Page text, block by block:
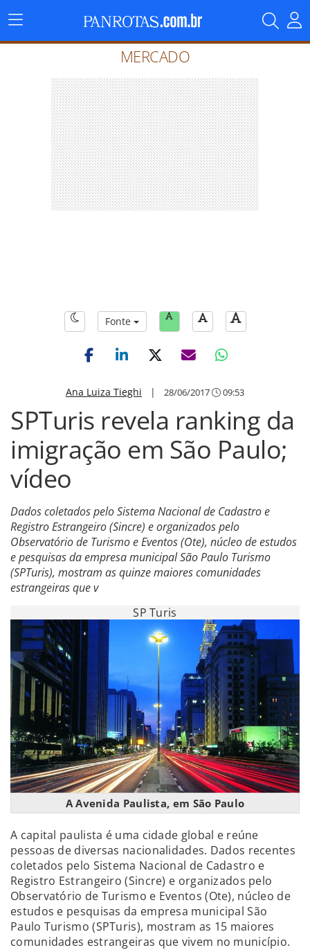
Menu
Principal
MERCADO
Fonte
Ana Luiza Tieghi | 28/06/2017 09:53
SPTuris revela ranking da
imigração em São Paulo;
vídeo
Dados coletados pelo Sistema Nacional de Cadastro e
Registro Estrangeiro (Sincre) e organizados pelo
Observatório de Turismo e Eventos (Ote), núcleo de estudos
e pesquisas da empresa municipal São Paulo Turismo
(SPTuris), mostram as quinze maiores comunidades
estrangeiras que v
SP Turis
A Avenida Paulista, em São Paulo
A capital paulista é uma cidade global e reúne
pessoas de diversas nacionalidades. Dados recentes
coletados pelo Sistema Nacional de Cadastro e
Registro Estrangeiro (Sincre) e organizados pelo
Observatório de Turismo e Eventos (Ote), núcleo de
estudos e pesquisas da empresa municipal São
Paulo Turismo (SPTuris), mostram as 15 maiores
comunidades estrangeiras que vivem no município.